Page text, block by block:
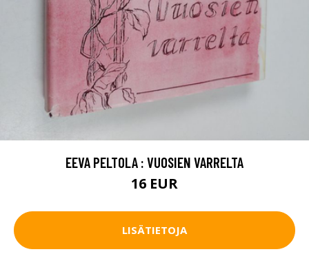
EEVA PELTOLA : VUOSIEN VARRELTA
16 EUR
LISÄTIETOJA